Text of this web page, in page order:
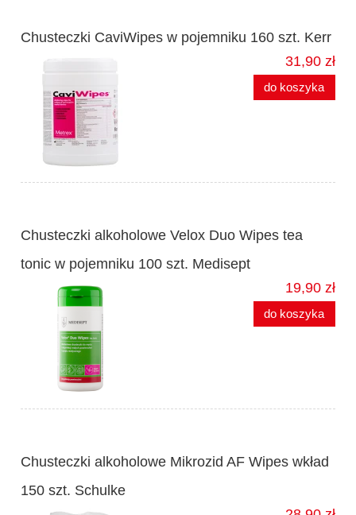
Chusteczki CaviWipes w pojemniku 160 szt. Kerr
31,90 zł
do koszyka
Chusteczki alkoholowe Velox Duo Wipes tea
tonic w pojemniku 100 szt. Medisept
19,90 zł
do koszyka
Chusteczki alkoholowe Mikrozid AF Wipes wkład
150 szt. Schulke